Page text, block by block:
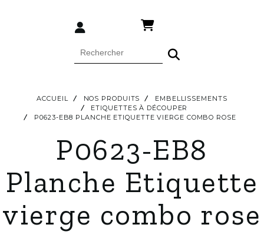
ACCUEIL NOS PRODUITS
EMBELLISSEMENTS
ETIQUETTES À DÉCOUPER
P0623-EB8 PLANCHE ETIQUETTE VIERGE COMBO ROSE
P0623-EB8
Planche Etiquette
vierge combo rose